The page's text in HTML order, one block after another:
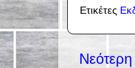
Ετικέτες